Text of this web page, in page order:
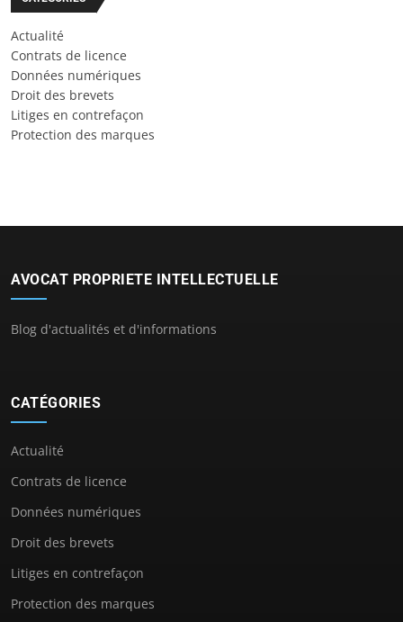
Actualité
Contrats de licence
Données numériques
Droit des brevets
Litiges en contrefaçon
Protection des marques
AVOCAT PROPRIETE INTELLECTUELLE
Blog d'actualités et d'informations
CATÉGORIES
Actualité
Contrats de licence
Données numériques
Droit des brevets
Litiges en contrefaçon
Protection des marques